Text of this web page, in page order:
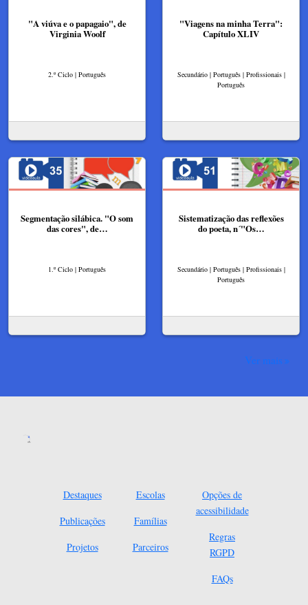
"A viúva e o papagaio", de
Virginia Woolf
2.º Ciclo | Português
"Viagens na minha Terra":
Capítulo XLIV
Secundário | Português | Profissionais |
Português
Segmentação silábica. "O som
das cores", de…
1.º Ciclo | Português
Sistematização das reflexões
do poeta, n´"Os…
Secundário | Português | Profissionais |
Português
Ver mais
Destaques
Publicações
Projetos
Escolas
Famílias
Parceiros
Opções de
acessibilidade
Regras
RGPD
FAQs